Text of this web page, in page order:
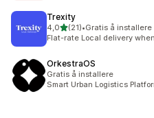
Trexity
4,0av 5 stjerner
(21)
Totalt 21 omtaler
•Gratis å installere
Flat-rate Local delivery
OrkestraOS
Gratis å installere
Smart Urban Logistics